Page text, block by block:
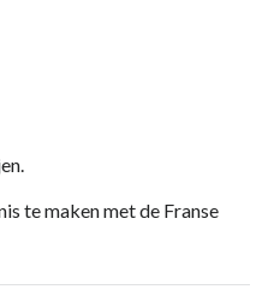
te maken met de Franse